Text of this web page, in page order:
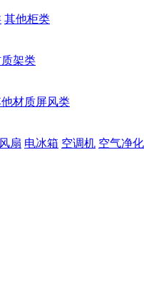
其他柜类
架类
材质屏风类
扇 电冰箱 空调机 空气净